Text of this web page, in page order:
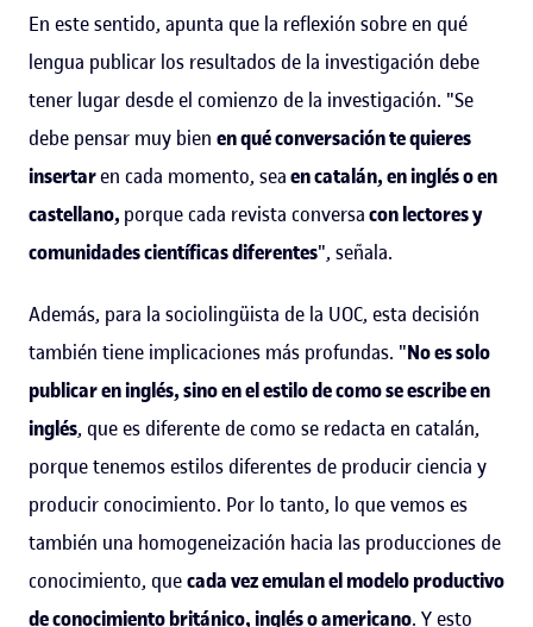
En este sentido, apunta que la reflexión sobre en qué
lengua publicar los resultados de la investigación debe
tener lugar desde el comienzo de la investigación. "Se
debe pensar muy bien en qué conversación te quieres
insertaren cada momento, seaen catalán, en inglés o en
castellano, porque cada revista conversacon lectores y
comunidades científicas diferentes", señala.
Además, para la sociolingüista de la UOC, esta decisión
también tiene implicaciones más profundas. "No es solo
publicar en inglés, sino en el estilo de como se escribe en
inglés, que es diferente de como se redacta en catalán,
porque tenemos estilos diferentes de producir ciencia y
producir conocimiento. Por lo tanto, lo que vemos es
también una homogeneización hacia las producciones de
conocimiento, quecada vez emulan el modelo productivo
de conocimiento británico, inglés o americano. Y esto